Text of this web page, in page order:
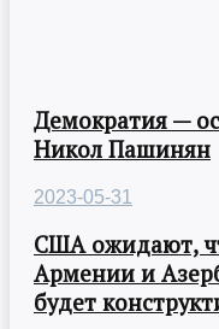
Демократия —
Никол Пашинян
2023-05-31
США ожидают,
Армении и
будет